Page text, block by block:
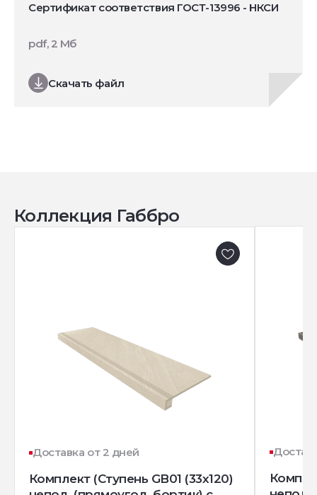
Сертификат соответствия ГОСТ-13996 - НКСИ
Скачать файл
pdf, 2 Мб
Коллекция Габбро
Доставка от 2 дней
Комплект (Ступень GB01 (33x120)